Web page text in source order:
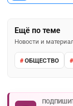
Ещё по теме
Новости и
ОБЩЕСТВО